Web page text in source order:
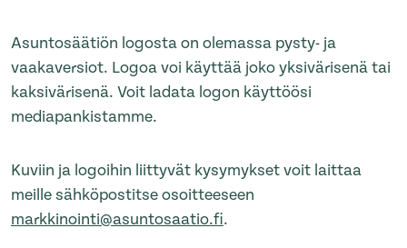
Asuntosäätiön logosta on olemassa pysty- ja
vaakaversiot. Logoa voi käyttää joko yksivärisenä tai
kaksivärisenä. Voit ladata logon käyttöösi
mediapankistamme.
Kuviin ja logoihin liittyvät kysymykset voit laittaa
meille sähköpostitse osoitteeseen
markkinointi@asuntosaatio.fi.